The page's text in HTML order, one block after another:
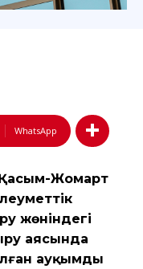
WhatsApp
Жомарт
жөніндегі
аясында
ауқымды